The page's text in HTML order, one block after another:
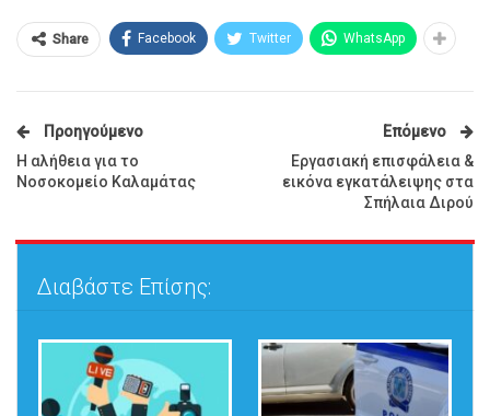
Share Facebook Twitter WhatsApp
Προηγούμενο
Η αλήθεια για το
Νοσοκομείο Καλαμάτας
Επόμενο
Εργασιακή επισφάλεια &
εικόνα εγκατάλειψης στα
Σπήλαια Διρού
Διαβάστε Επίσης: